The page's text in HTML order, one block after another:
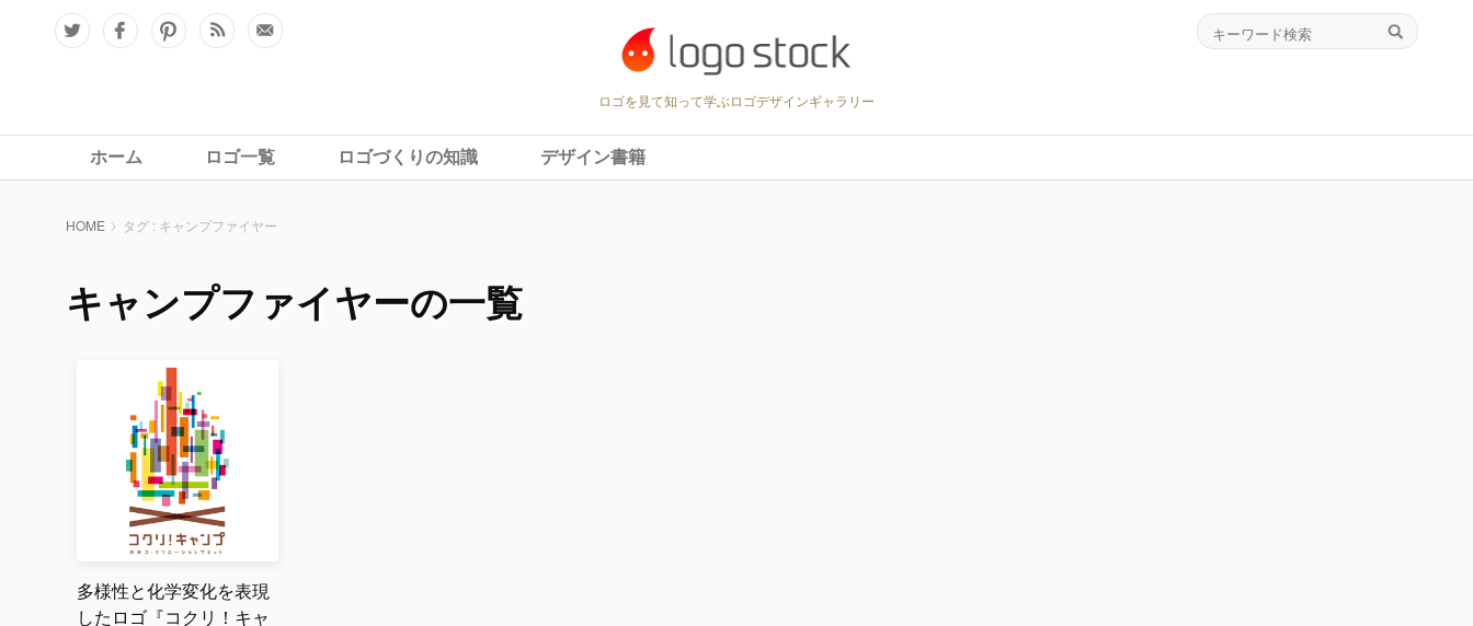
ロゴを見て知って学ぶロゴデザインギャラリー
ホーム ロゴ一覧 ロゴづくりの知識 デザイン書籍
HOME タグ : キャンプファイヤー
キャンプファイヤーの一覧
多様性と化学変化を表現
したロゴ『コクリ！キャ